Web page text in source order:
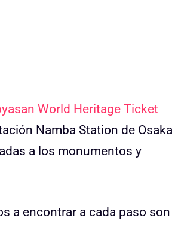
World Heritage Ticket
Namba Station de Osaka
a los monumentos y
a encontrar a cada paso son